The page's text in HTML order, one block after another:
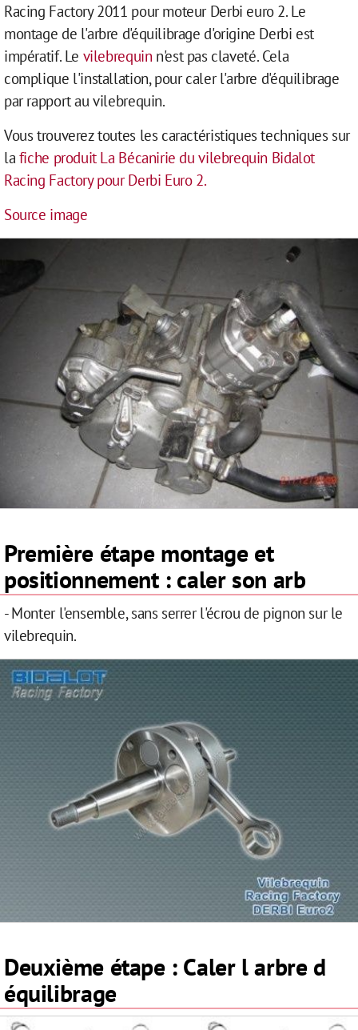
Racing Factory 2011 pour moteur Derbi euro 2. Le
montage de l'arbre d'équilibrage d'origine Derbi est
impératif. Le vilebrequin n'est pas claveté. Cela
complique l'installation, pour caler l'arbre d'équilibrage
par rapport au vilebrequin.
Vous trouverez toutes les caractéristiques techniques sur
la fiche produit La Bécanirie du vilebrequin Bidalot
Racing Factory pour Derbi Euro 2.
Source image
Première étape montage et
positionnement : caler son arb
- Monter l'ensemble, sans serrer l'écrou de pignon sur le
vilebrequin.
Deuxième étape : Caler l arbre d
équilibrage